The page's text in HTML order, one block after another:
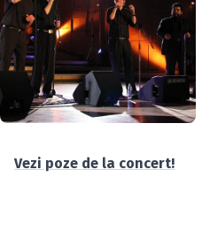
Vezi poze de la concert!